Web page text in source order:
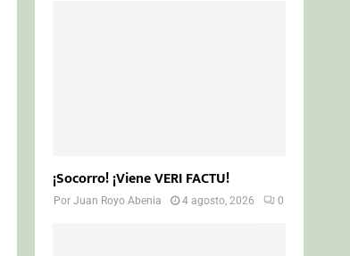
¡Socorro! ¡Viene VERI FACTU!
PorJuan Royo Abenia 4 agosto, 2026 0